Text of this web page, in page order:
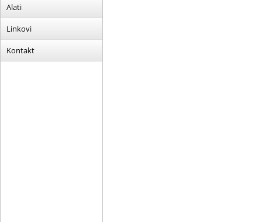
Alati
Linkovi
Kontakt